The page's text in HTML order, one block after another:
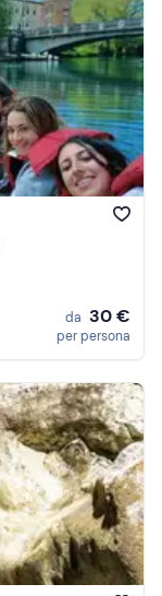
da 30 €
per persona